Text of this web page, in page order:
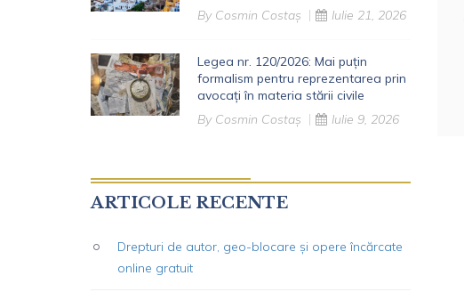
By Cosmin Costaș Iulie 21, 2026
Legea nr. 120/2026: Mai puțin
formalism pentru reprezentarea prin
avocați în materia stării civile
By Cosmin Costaș Iulie 9, 2026
ARTICOLE RECENTE
Drepturi de autor, geo-blocare și opere încărcate
online gratuit